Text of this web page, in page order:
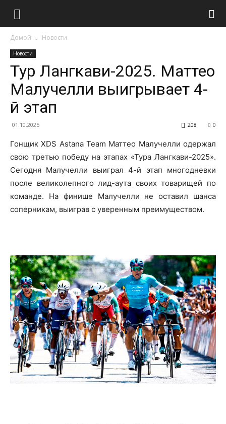
Домой Новости
Новости
Тур Лангкави-2025. Маттео
Малучелли выигрывает 4-
й этап
01.10.2025 0
208
Гонщик XDS Astana Team Маттео Малучелли одержал
свою третью победу на этапах «Тура Лангкави-2025».
Сегодня Малучелли выиграл 4-й этап многодневки
после великолепного лид-аута своих товарищей по
команде. На финише Малучелли не оставил шанса
соперникам, выиграв с уверенным преимуществом.